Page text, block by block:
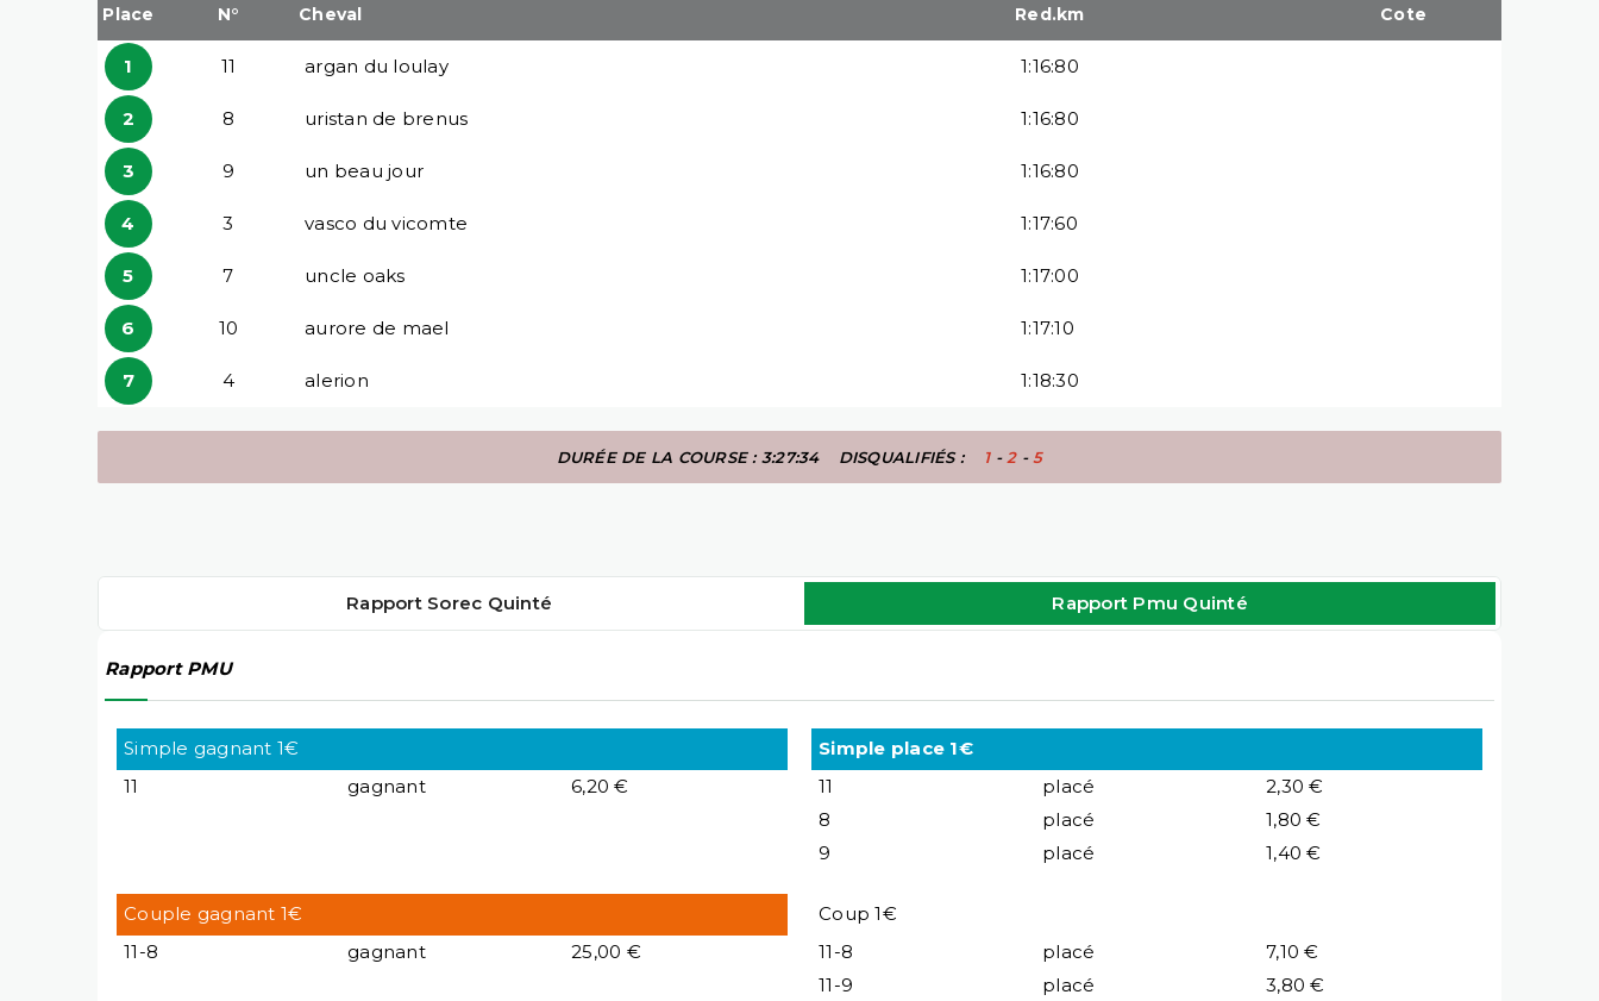
Place N° Cheval Red.km Cote
1 11 argan du loulay 1:16:80
2 8 uristan de brenus 1:16:80
3 9 un beau jour 1:16:80
4 3 vasco du vicomte 1:17:60
5 7 uncle oaks 1:17:00
6 10 aurore de mael 1:17:10
7 4 alerion 1:18:30
DURÉE DE LA COURSE : 3:27:34 DISQUALIFIÉS : 1- 2-5
Rapport Sorec Quinté Rapport Pmu Quinté
Rapport PMU
Simple gagnant 1€
11
gagnant 6,20 €
Simple place 1€
11
placé
2,30 €
8
placé
1,80 €
9
placé 1,40 €
Couple gagnant 1€
11-8
gagnant 25,00 €
Coup 1€
11-8
placé
7,10 €
11-9
placé
3,80 €